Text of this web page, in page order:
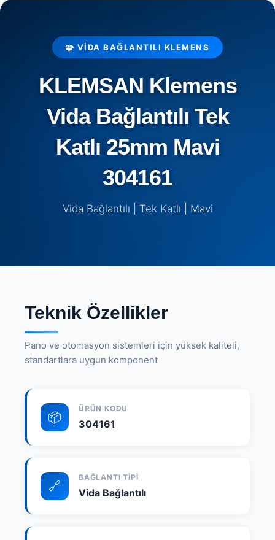
🧩 VIDA BAĞLANTILI KLEMENS
KLEMSAN Klemens
Vida Bağlantılı Tek
Katlı 25mm Mavi
304161
Vida Bağlantılı | Tek Katlı | Mavi
Teknik Özellikler
Pano ve otomasyon sistemleri için yüksek kaliteli,
standartlara uygun komponent
📦
ÜRÜN KODU
304161
🔗
BAĞLANTI TIPI
Vida Bağlantılı